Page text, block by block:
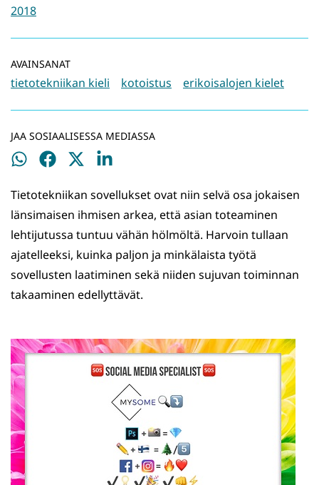
2018
AVAINSANAT
tietotekniikan kieli kotoistus erikoisalojen kielet
JAA SOSIAALISESSA MEDIASSA
Jaa
Jaa
Jaa
Jaa
Tietotekniikan sovellukset ovat niin selvä osa jokaisen
länsimaisen ihmisen arkea, että asian toteaminen
lehtijutussa tuntuu vähän hölmöltä. Harvoin tullaan
ajatelleeksi, kuinka paljon ja minkälaista työtä
sovellusten laatiminen sekä niiden sujuvan toiminnan
takaaminen edellyttävät.